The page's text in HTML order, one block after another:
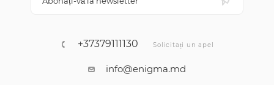
+37379111130 Solicitați un apel
info@enigma.md